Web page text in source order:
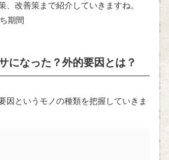
、改善策まで紹介していきますね。
になった？外的要因とは？
因というモノの種類を把握していきま